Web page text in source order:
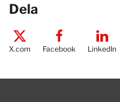
Dela
X.com Facebook LinkedIn